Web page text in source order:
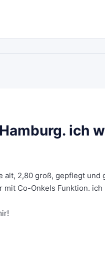
ich
alt, 2,80 groß, gepflegt und
mit Co-Onkels Funktion.